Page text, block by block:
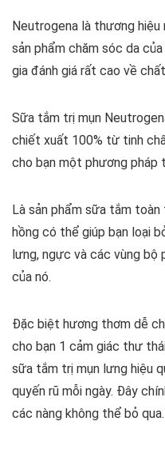
Neutrogena là thương hiệu
sản phẩm chăm sóc da
gia đánh giá rất cao về
Sữa tắm trị mụn
chiết xuất 100% từ tinh
cho bạn một phương pháp
Là sản phẩm sữa tắm
hồng có thể giúp bạn loại
lưng, ngực và các vùng bộ
của nó.
Đặc biệt hương thơm dễ
cho bạn 1 cảm giác thư
sữa tắm trị mụn lưng hiệu
quyến rũ mỗi ngày. Đây
các nàng không thể bỏ qua.